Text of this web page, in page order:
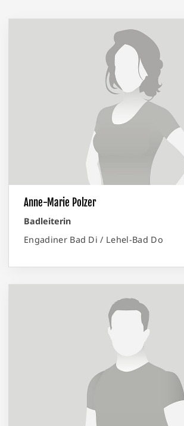
Anne-Marie Polzer
Badleiterin
Engadiner Bad Di / Lehel-Bad Do